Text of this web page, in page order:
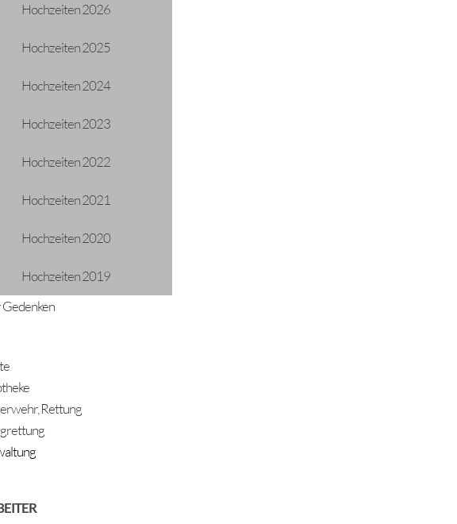
Hochzeiten 2026
Hochzeiten 2025
Hochzeiten 2024
Hochzeiten 2023
Hochzeiten 2022
Hochzeiten 2021
Hochzeiten 2020
Hochzeiten 2019
Rettung